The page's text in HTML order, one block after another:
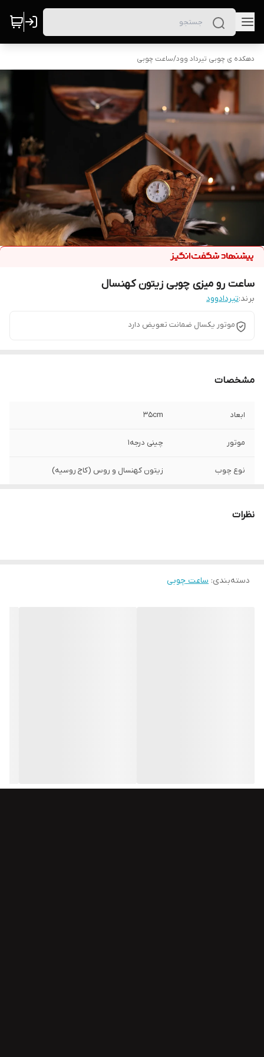
دهکده ی چوبی تیرداد وود/ساعت چوبی
ساعت رو میزی چوبی زیتون کهنسال
برند:تیردادوود
موتور یکسال ضمانت تعویض دارد
مشخصات
ابعاد 35cm
موتور چینی درجه1
نوع چوب زیتون کهنسال و روس (کاج روسیه)
نظرات
دسته‌بندی: ساعت چوبی